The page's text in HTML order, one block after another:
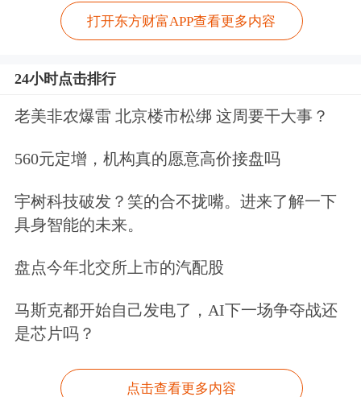
打开东方财富APP查看更多内容
24小时点击排行
老美非农爆雷 北京楼市松绑 这周要干大事？
560元定增，机构真的愿意高价接盘吗
宇树科技破发？笑的合不拢嘴。进来了解一下
具身智能的未来。
盘点今年北交所上市的汽配股
马斯克都开始自己发电了，AI下一场争夺战还
是芯片吗？
点击查看更多内容